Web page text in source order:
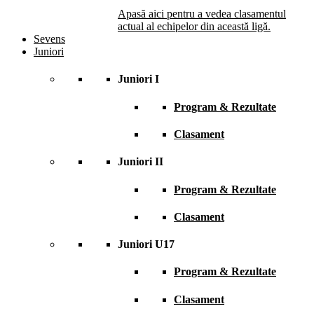
Apasă aici pentru a vedea clasamentul
actual al echipelor din această ligă.
Sevens
Juniori
Juniori I
Program & Rezultate
Clasament
Juniori II
Program & Rezultate
Clasament
Juniori U17
Program & Rezultate
Clasament